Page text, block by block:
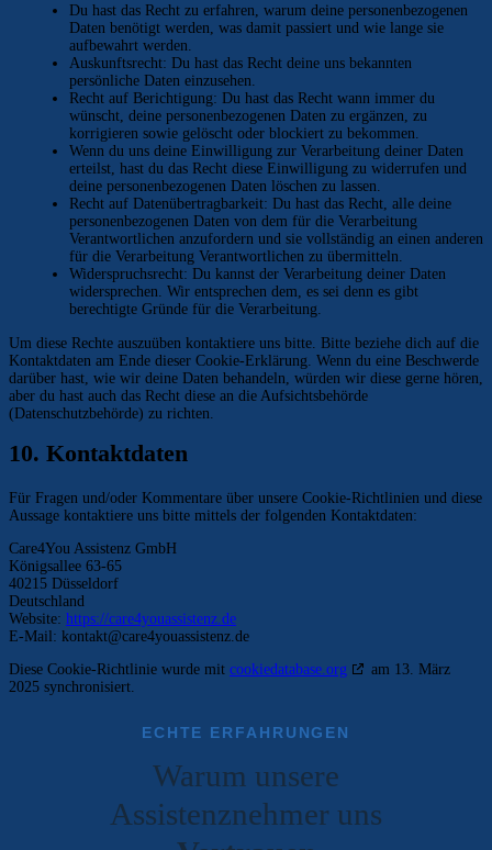
Du hast das Recht zu erfahren, warum deine personenbezogenen
Daten benötigt werden, was damit passiert und wie lange sie
aufbewahrt werden.
Auskunftsrecht: Du hast das Recht deine uns bekannten
persönliche Daten einzusehen.
Recht auf Berichtigung: Du hast das Recht wann immer du
wünscht, deine personenbezogenen Daten zu ergänzen, zu
korrigieren sowie gelöscht oder blockiert zu bekommen.
Wenn du uns deine Einwilligung zur Verarbeitung deiner Daten
erteilst, hast du das Recht diese Einwilligung zu widerrufen und
deine personenbezogenen Daten löschen zu lassen.
Recht auf Datenübertragbarkeit: Du hast das Recht, alle deine
personenbezogenen Daten von dem für die Verarbeitung
Verantwortlichen anzufordern und sie vollständig an einen anderen
für die Verarbeitung Verantwortlichen zu übermitteln.
Widerspruchsrecht: Du kannst der Verarbeitung deiner Daten
widersprechen. Wir entsprechen dem, es sei denn es gibt
berechtigte Gründe für die Verarbeitung.
Um diese Rechte auszuüben kontaktiere uns bitte. Bitte beziehe dich auf die
Kontaktdaten am Ende dieser Cookie-Erklärung. Wenn du eine Beschwerde
darüber hast, wie wir deine Daten behandeln, würden wir diese gerne hören,
aber du hast auch das Recht diese an die Aufsichtsbehörde
(Datenschutzbehörde) zu richten.
10. Kontaktdaten
Für Fragen und/oder Kommentare über unsere Cookie-Richtlinien und diese
Aussage kontaktiere uns bitte mittels der folgenden Kontaktdaten:
Care4You Assistenz GmbH
Königsallee 63-65
40215 Düsseldorf
Deutschland
Website: https://care4youassistenz.de
E-Mail: kontakt@care4youassistenz.de
Diese Cookie-Richtlinie wurde mit cookiedatabase.org
am 13. März
2025 synchronisiert.
ECHTE ERFAHRUNGEN
Warum unsere
Assistenznehmer uns